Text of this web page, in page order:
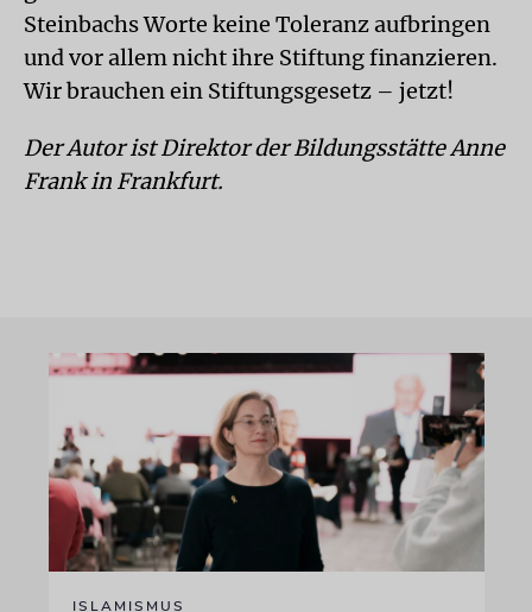
Steinbachs Worte keine Toleranz aufbringen
und vor allem nicht ihre Stiftung finanzieren.
Wir brauchen ein Stiftungsgesetz – jetzt!
Der Autor ist Direktor der Bildungsstätte Anne
Frank in Frankfurt.
ISLAMISMUS